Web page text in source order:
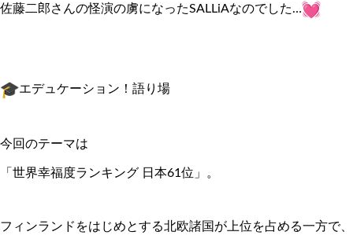
佐藤二郎さんの怪演の虜になったSALLiAなのでした…
エデュケーション！語り場
今回のテーマは
「世界幸福度ランキング 日本61位」。
フィンランドをはじめとする北欧諸国が上位を占める一方で、